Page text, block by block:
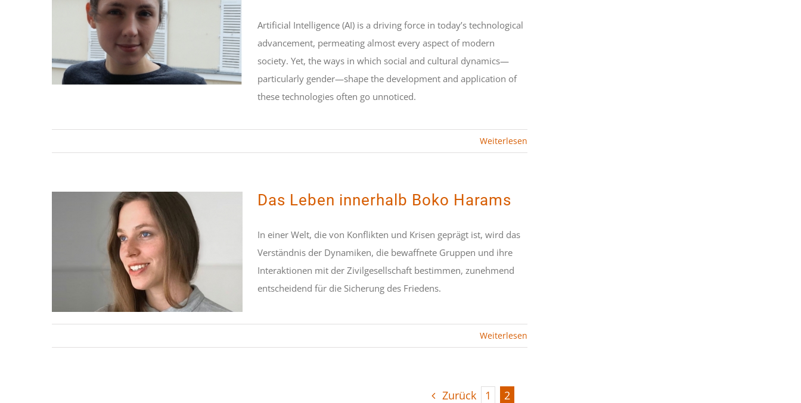
Gendering the Machine:
A History of Feminist
Artificial Intelligence
STIPENDIATEN
Artificial Intelligence (AI) is a driving force in today’s technological
advancement, permeating almost every aspect of modern
society. Yet, the ways in which social and cultural dynamics—
particularly gender—shape the development and application of
these technologies often go unnoticed.
Weiterlesen
Das Leben innerhalb
Boko Harams
STIPENDIATEN
Das Leben innerhalb Boko Harams
In einer Welt, die von Konflikten und Krisen geprägt ist, wird das
Verständnis der Dynamiken, die bewaffnete Gruppen und ihre
Interaktionen mit der Zivilgesellschaft bestimmen, zunehmend
entscheidend für die Sicherung des Friedens.
Weiterlesen
Zurück 1 2